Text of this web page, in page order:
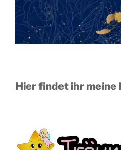
Hier findet ihr meine